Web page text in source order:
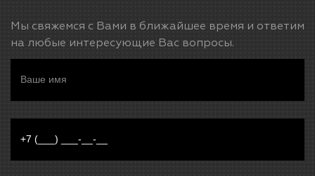
Мы свяжемся с Вами в ближайшее время и ответим
на любые интересующие Вас вопросы.